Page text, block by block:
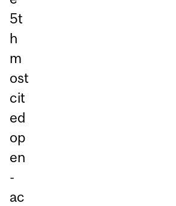
5t
h
m
ost
cit
ed
op
en
-
ac